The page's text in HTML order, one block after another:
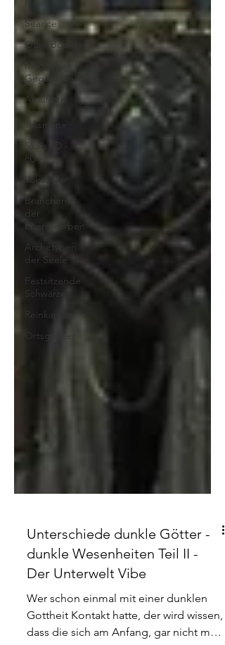
Seance
Ouija Board
Magische
Gegenstände
Amulette
und
Talismane
Skala 1D -
8D
Vokabular
Branchen
der
Energiearbeit
Archetypen
der Seele
Festsitzende
Schwärze
Reinkarnation
Ortsgeister
Unterschiede dunkle Götter -
Der Unterwelt Vibe
Wer schon einmal mit einer dunklen